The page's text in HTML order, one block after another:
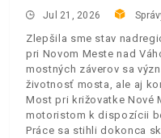
Jul 21, 2026
Zlepšila sme stav
pri Novom Meste nad
mostných záverov sa
životnosť mosta, ale aj
Most pri križovatke Nové
motoristom k dispozícii
Práce sa stihli dokonca